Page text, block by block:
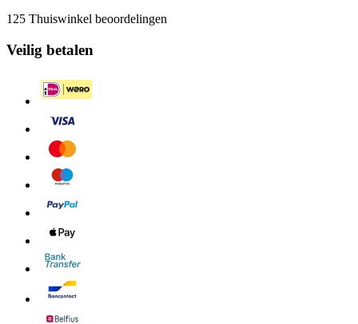
125 Thuiswinkel beoordelingen
Veilig betalen